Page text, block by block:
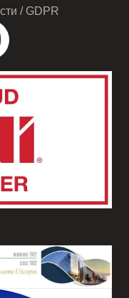
/ GDPR